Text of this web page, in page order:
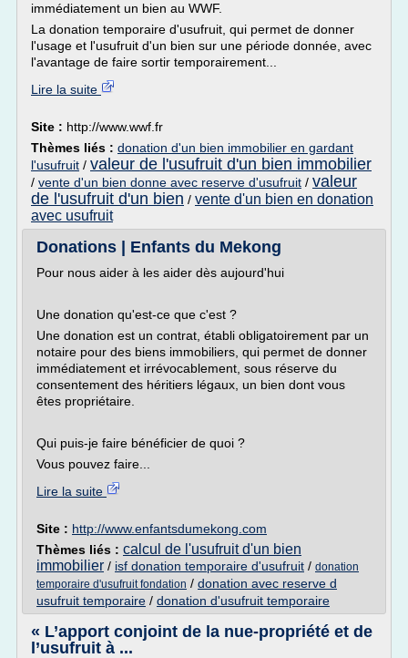
immédiatement un bien au WWF.
La donation temporaire d'usufruit, qui permet de donner
l'usage et l'usufruit d'un bien sur une période donnée, avec
l'avantage de faire sortir temporairement...
Lire la suite
Site : http://www.wwf.fr
Thèmes liés : donation d'un bien immobilier en gardant
l'usufruit / valeur de l'usufruit d'un bien immobilier
/ vente d'un bien donne avec reserve d'usufruit / valeur
de l'usufruit d'un bien / vente d'un bien en donation
avec usufruit
Donations | Enfants du Mekong
Pour nous aider à les aider dès aujourd'hui
Une donation qu'est-ce que c'est ?
Une donation est un contrat, établi obligatoirement par un
notaire pour des biens immobiliers, qui permet de donner
immédiatement et irrévocablement, sous réserve du
consentement des héritiers légaux, un bien dont vous
êtes propriétaire.
Qui puis-je faire bénéficier de quoi ?
Vous pouvez faire...
Lire la suite
Site : http://www.enfantsdumekong.com
Thèmes liés : calcul de l'usufruit d'un bien
immobilier / isf donation temporaire d'usufruit / donation
temporaire d'usufruit fondation / donation avec reserve d
usufruit temporaire / donation d'usufruit temporaire
« L’apport conjoint de la nue-propriété et de
l’usufruit à ...